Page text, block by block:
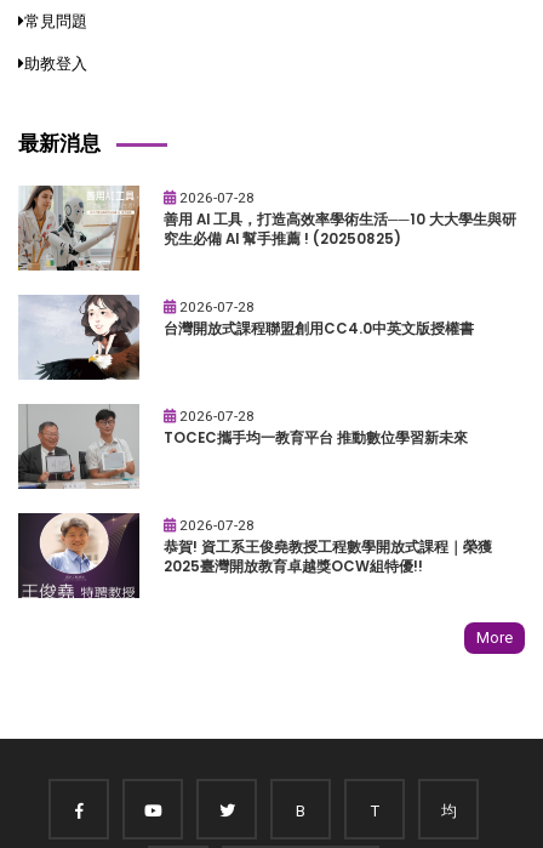
常見問題
助教登入
最新消息
2026-07-28
善用 AI 工具，打造高效率學術生活──10 大大學生與研
究生必備 AI 幫手推薦 ! (20250825)
2026-07-28
台灣開放式課程聯盟創用CC4.0中英文版授權書
2026-07-28
TOCEC攜手均一教育平台 推動數位學習新未來
2026-07-28
恭賀! 資工系王俊堯教授工程數學開放式課程｜榮獲
2025臺灣開放教育卓越獎OCW組特優!!
More
B T 均